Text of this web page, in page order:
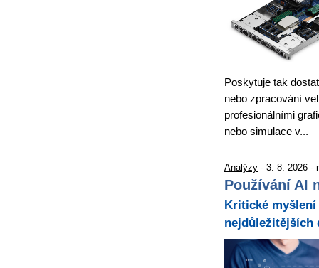
Poskytuje tak
nebo zpracování
profesionálními
nebo simulace v...
Analýzy - 3. 8. 2026 -
Používání AI
Kritické
nejdůležitějších